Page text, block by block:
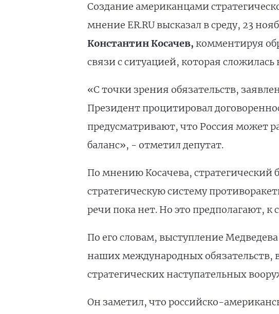
Создание американцами
мнение ER.RU высказал в среду, 23
Константин Косачев, комментируя
связи с ситуацией, которая сложилась
«С точки зрения обязательств,
Президент процитировал
предусматривают, что Россия может
баланс», - отметил депутат.
По мнению Косачева, стратегический
стратегическую систему
речи пока нет. Но это предполагают,
По его словам, выступление
наших международных обязательств,
стратегических наступательных
Он заметил, что российско-